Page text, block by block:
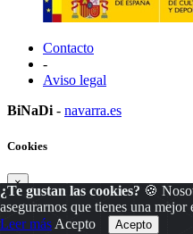
Contacto
-
Aviso legal
BiNaDi - navarra.es
¿Te gustan las cookies? 🍪
asegurarnos que tienes una
Leer más Acepto
Cookies
×